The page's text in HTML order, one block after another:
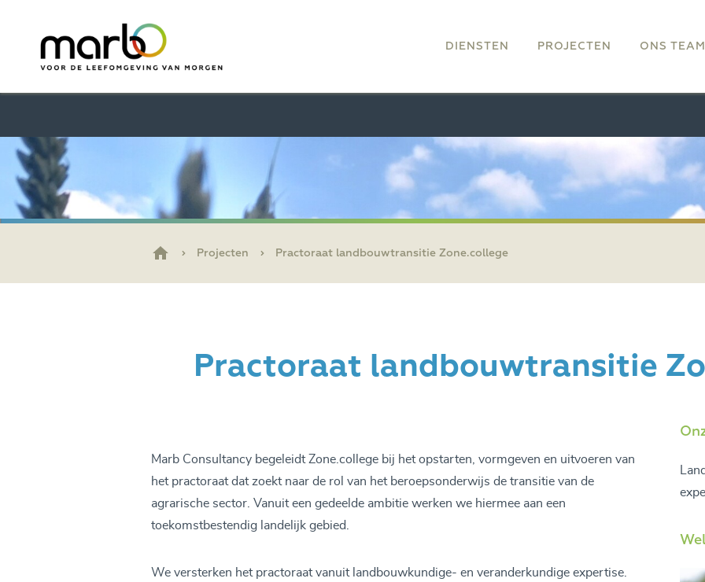
DIENSTEN PROJECTEN ONS TEAM
Projecten Practoraat landbouwtransitie Zone.college
Practoraat landbouwtransitie
Marb Consultancy begeleidt Zone.college bij het opstarten, vormgeven en uitvoeren van
het practoraat dat zoekt naar de rol van het beroepsonderwijs de transitie van de
agrarische sector. Vanuit een gedeelde ambitie werken we hiermee aan een
toekomstbestendig landelijk gebied.
We versterken het practoraat vanuit landbouwkundige- en veranderkundige expertise.